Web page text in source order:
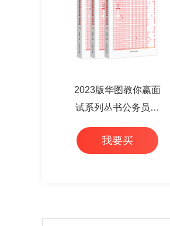
2023版华图教你赢面
试系列丛书公务员面
试华图专家详解1000
题（3本套）
我要买